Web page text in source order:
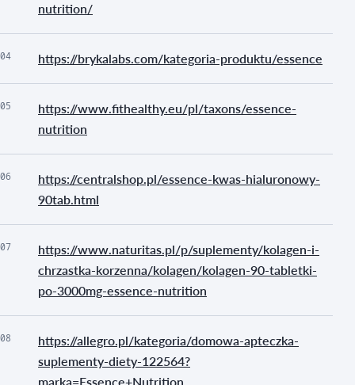
nutrition/
04 https://brykalabs.com/kategoria-produktu/essence
05
https://www.fithealthy.eu/pl/taxons/essence-
nutrition
06
https://centralshop.pl/essence-kwas-hialuronowy-
90tab.html
07
https://www.naturitas.pl/p/suplementy/kolagen-i-
chrzastka-korzenna/kolagen/kolagen-90-tabletki-
po-3000mg-essence-nutrition
08
https://allegro.pl/kategoria/domowa-apteczka-
suplementy-diety-122564?
marka=Essence+Nutrition